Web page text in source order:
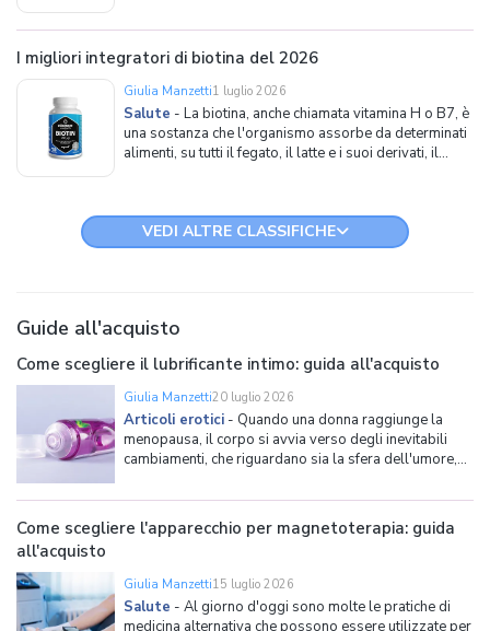
conseguenze negative che vanno ad avere effetti diretti
sulle labbra. Dopo una lunga esposizione al so
I migliori integratori di biotina del 2026
Giulia Manzetti1 luglio 2026
Salute - La biotina, anche chiamata vitamina H o B7, è
una sostanza che l'organismo assorbe da determinati
alimenti, su tutti il fegato, il latte e i suoi derivati, il
principali quella di rinforzo di p
VEDI ALTRE CLASSIFICHE
Guide all'acquisto
Come scegliere il lubrificante intimo: guida all'acquisto
Giulia Manzetti20 luglio 2026
Articoli erotici - Quando una donna raggiunge la
menopausa, il corpo si avvia verso degli inevitabili
cambiamenti, che riguardano sia la sfera dell'umore,
fastidiosi per una donna che raggiunge questa fase,
specie quando si entra nell'ambito della sfera
sessuale,
Come scegliere l'apparecchio per magnetoterapia: guida
all'acquisto
Giulia Manzetti15 luglio 2026
Salute - Al giorno d'oggi sono molte le pratiche di
medicina alternativa che possono essere utilizzate per